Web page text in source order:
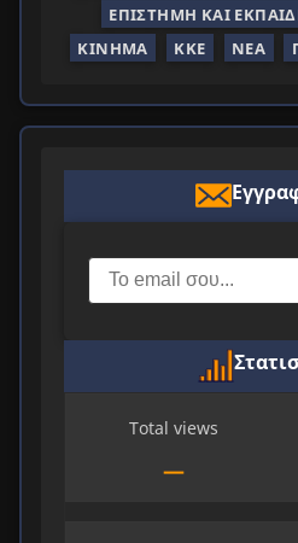
ΕΠΙΣΤΉΜΗ ΚΑΙ
ΚΊΝΗΜΑ
ΚΚΕ ΝΈΑ
Total views
—